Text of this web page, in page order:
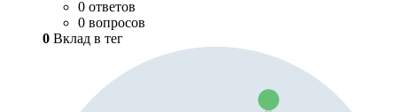
0 ответов
0 вопросов
0 Вклад в тег